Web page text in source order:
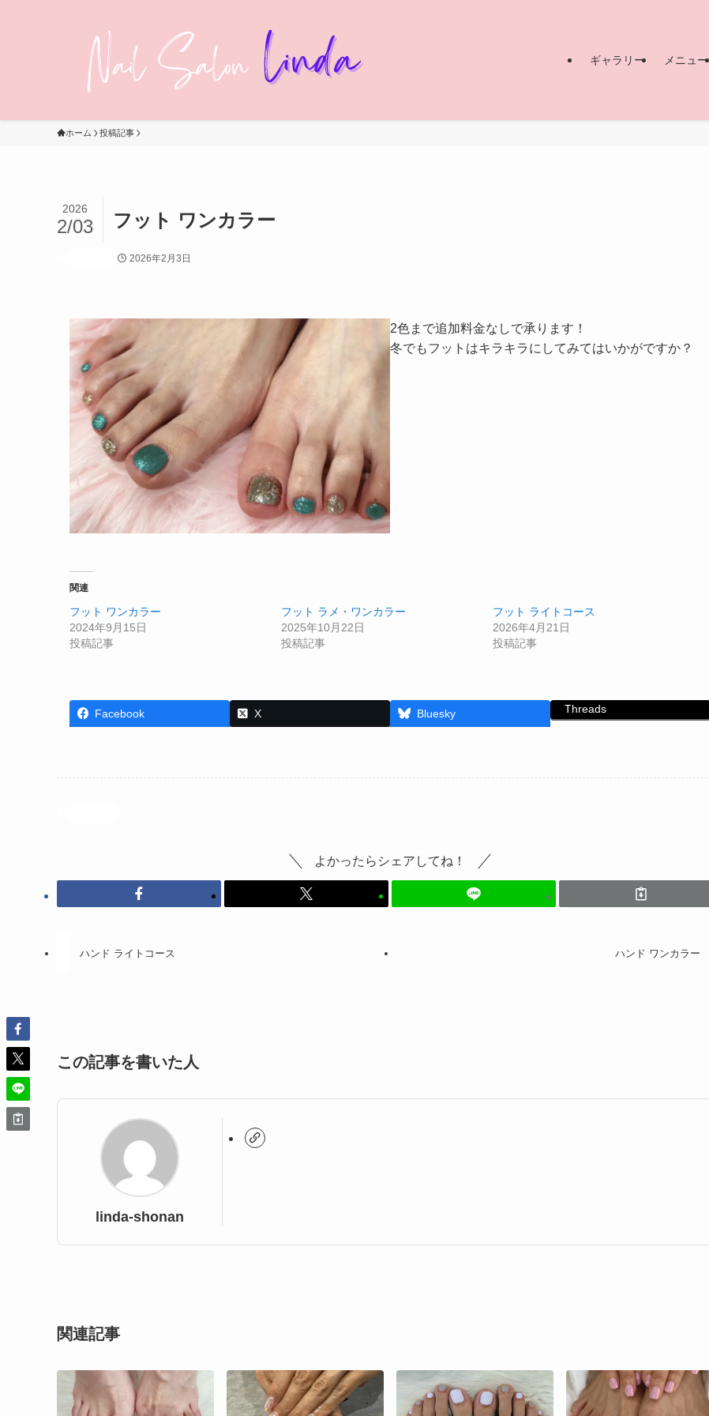
ギャラリー メニュー
ホーム 投稿記事
フット ワンカラー
2026
2/03
2026年2月3日
2色まで追加料金なしで承ります！
冬でもフットはキラキラにしてみてはいかがですか？
関連
フット ワンカラー
2024年9月15日
投稿記事
フット ラメ・ワンカラー
2025年10月22日
投稿記事
フット ライトコース
2026年4月21日
投稿記事
Facebook X Bluesky Threads
よかったらシェアしてね！
ハンド ライトコース ハンド ワンカラー
この記事を書いた人
linda-shonan
関連記事